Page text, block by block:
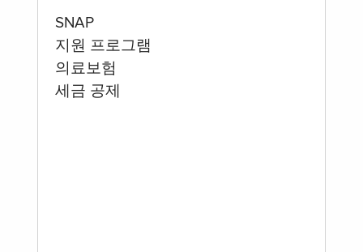
SNAP
지원 프로그램
의료보험
세금 공제